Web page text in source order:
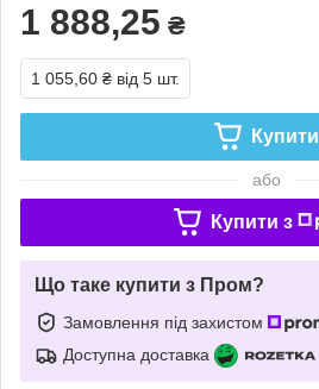
1 888,25 ₴
1 055,60 ₴ від 5 шт.
Купити
або
Купити з
Що таке купити з Пром?
Замовлення під захистом
Доступна доставка